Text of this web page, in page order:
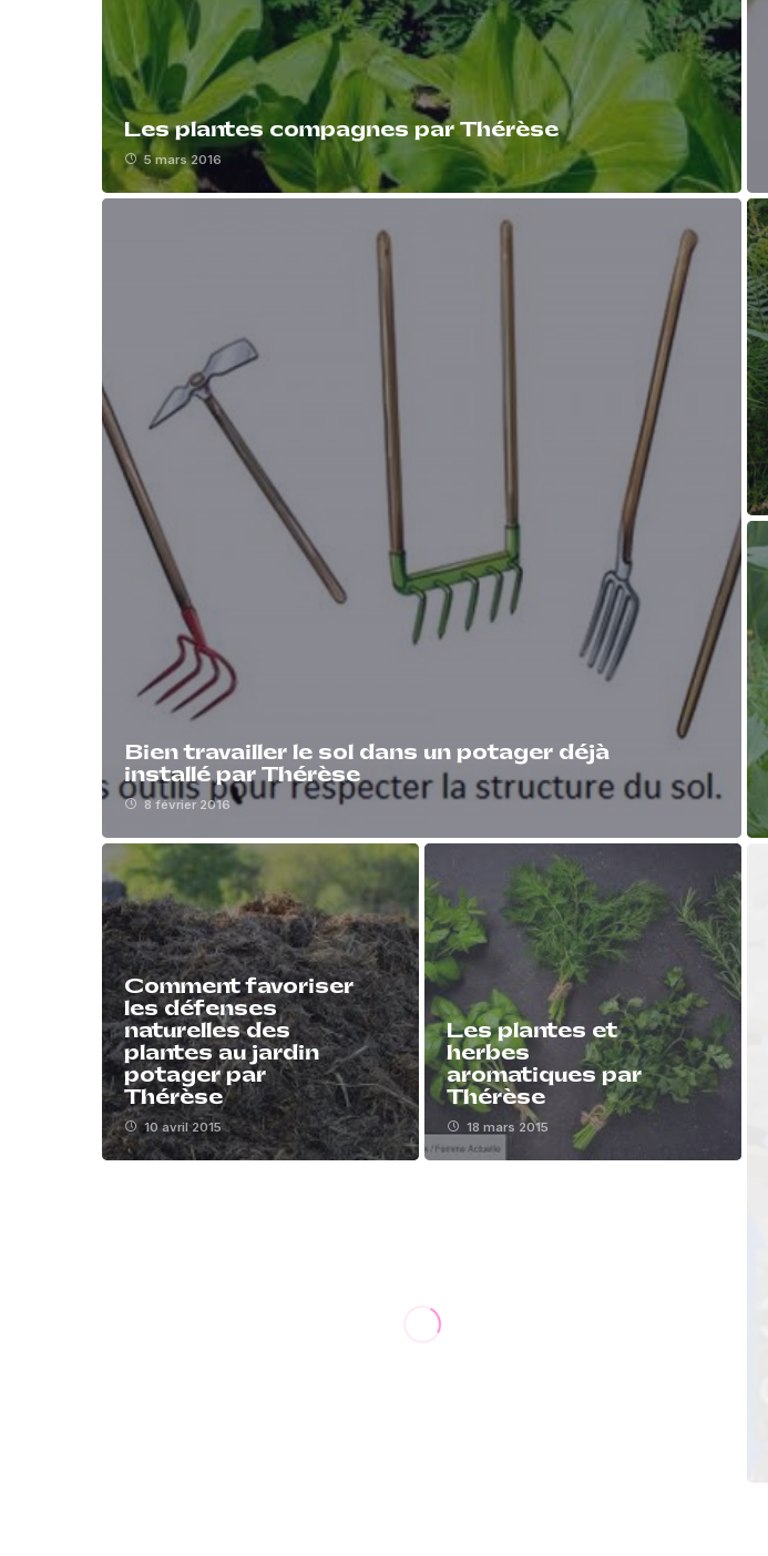
Les plantes compagnes par Thérèse
5 mars 2016
Bien travailler le sol dans un potager déjà
installé par Thérèse
8 février 2016
Comment favoriser
les défenses
naturelles des
plantes au jardin
potager par
Thérèse
10 avril 2015
Les plantes et
herbes
aromatiques par
Thérèse
18 mars 2015